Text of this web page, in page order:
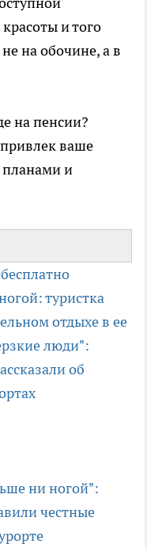
и того
на обочине, а в
на пенсии?
ваше
и
туристка
отдыхе в ее
люди":
об
ни ногой":
честные